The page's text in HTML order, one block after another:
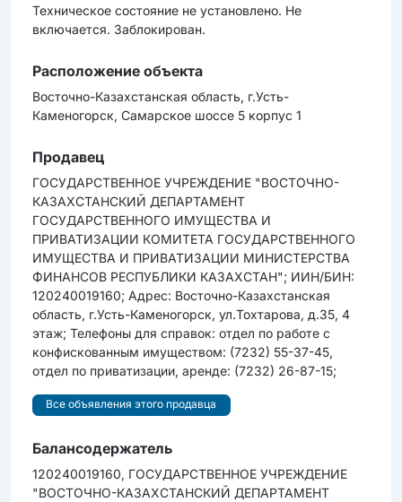
Техническое состояние не установлено. Не
включается. Заблокирован.
Расположение объекта
Восточно-Казахстанская область, г.Усть-
Каменогорск, Самарское шоссе 5 корпус 1
Продавец
ГОСУДАРСТВЕННОЕ УЧРЕЖДЕНИЕ "ВОСТОЧНО-
КАЗАХСТАНСКИЙ ДЕПАРТАМЕНТ
ГОСУДАРСТВЕННОГО ИМУЩЕСТВА И
ПРИВАТИЗАЦИИ КОМИТЕТА ГОСУДАРСТВЕННОГО
ИМУЩЕСТВА И ПРИВАТИЗАЦИИ МИНИСТЕРСТВА
ФИНАНСОВ РЕСПУБЛИКИ КАЗАХСТАН"; ИИН/БИН:
120240019160; Адрес: Восточно-Казахстанская
область, г.Усть-Каменогорск, ул.Тохтарова, д.35, 4
этаж; Телефоны для справок: отдел по работе c
конфискованным имуществом: (7232) 55-37-45,
отдел по приватизации, аренде: (7232) 26-87-15;
Все объявления этого продавца
Балансодержатель
120240019160, ГОСУДАРСТВЕННОЕ УЧРЕЖДЕНИЕ
"ВОСТОЧНО-КАЗАХСТАНСКИЙ ДЕПАРТАМЕНТ